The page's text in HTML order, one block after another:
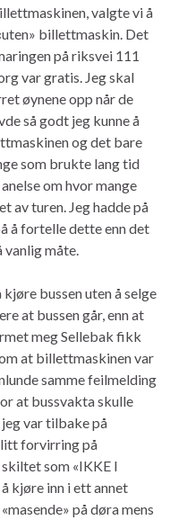
valgte vi å
billettmaskin. Det
på riksvei 111
var gratis. Jeg skal
øynene opp når de
så godt jeg kunne å
og det bare
som brukte lang tid
om hvor mange
av turen. Jeg hadde på
å fortelle dette enn det
måte.
bussen uten å selge
at bussen går, enn at
meg Sellebak fikk
at billettmaskinen var
samme feilmelding
at bussvakta skulle
var tilbake på
forvirring på
som «IKKE I
kjøre inn i ett annet
på døra mens